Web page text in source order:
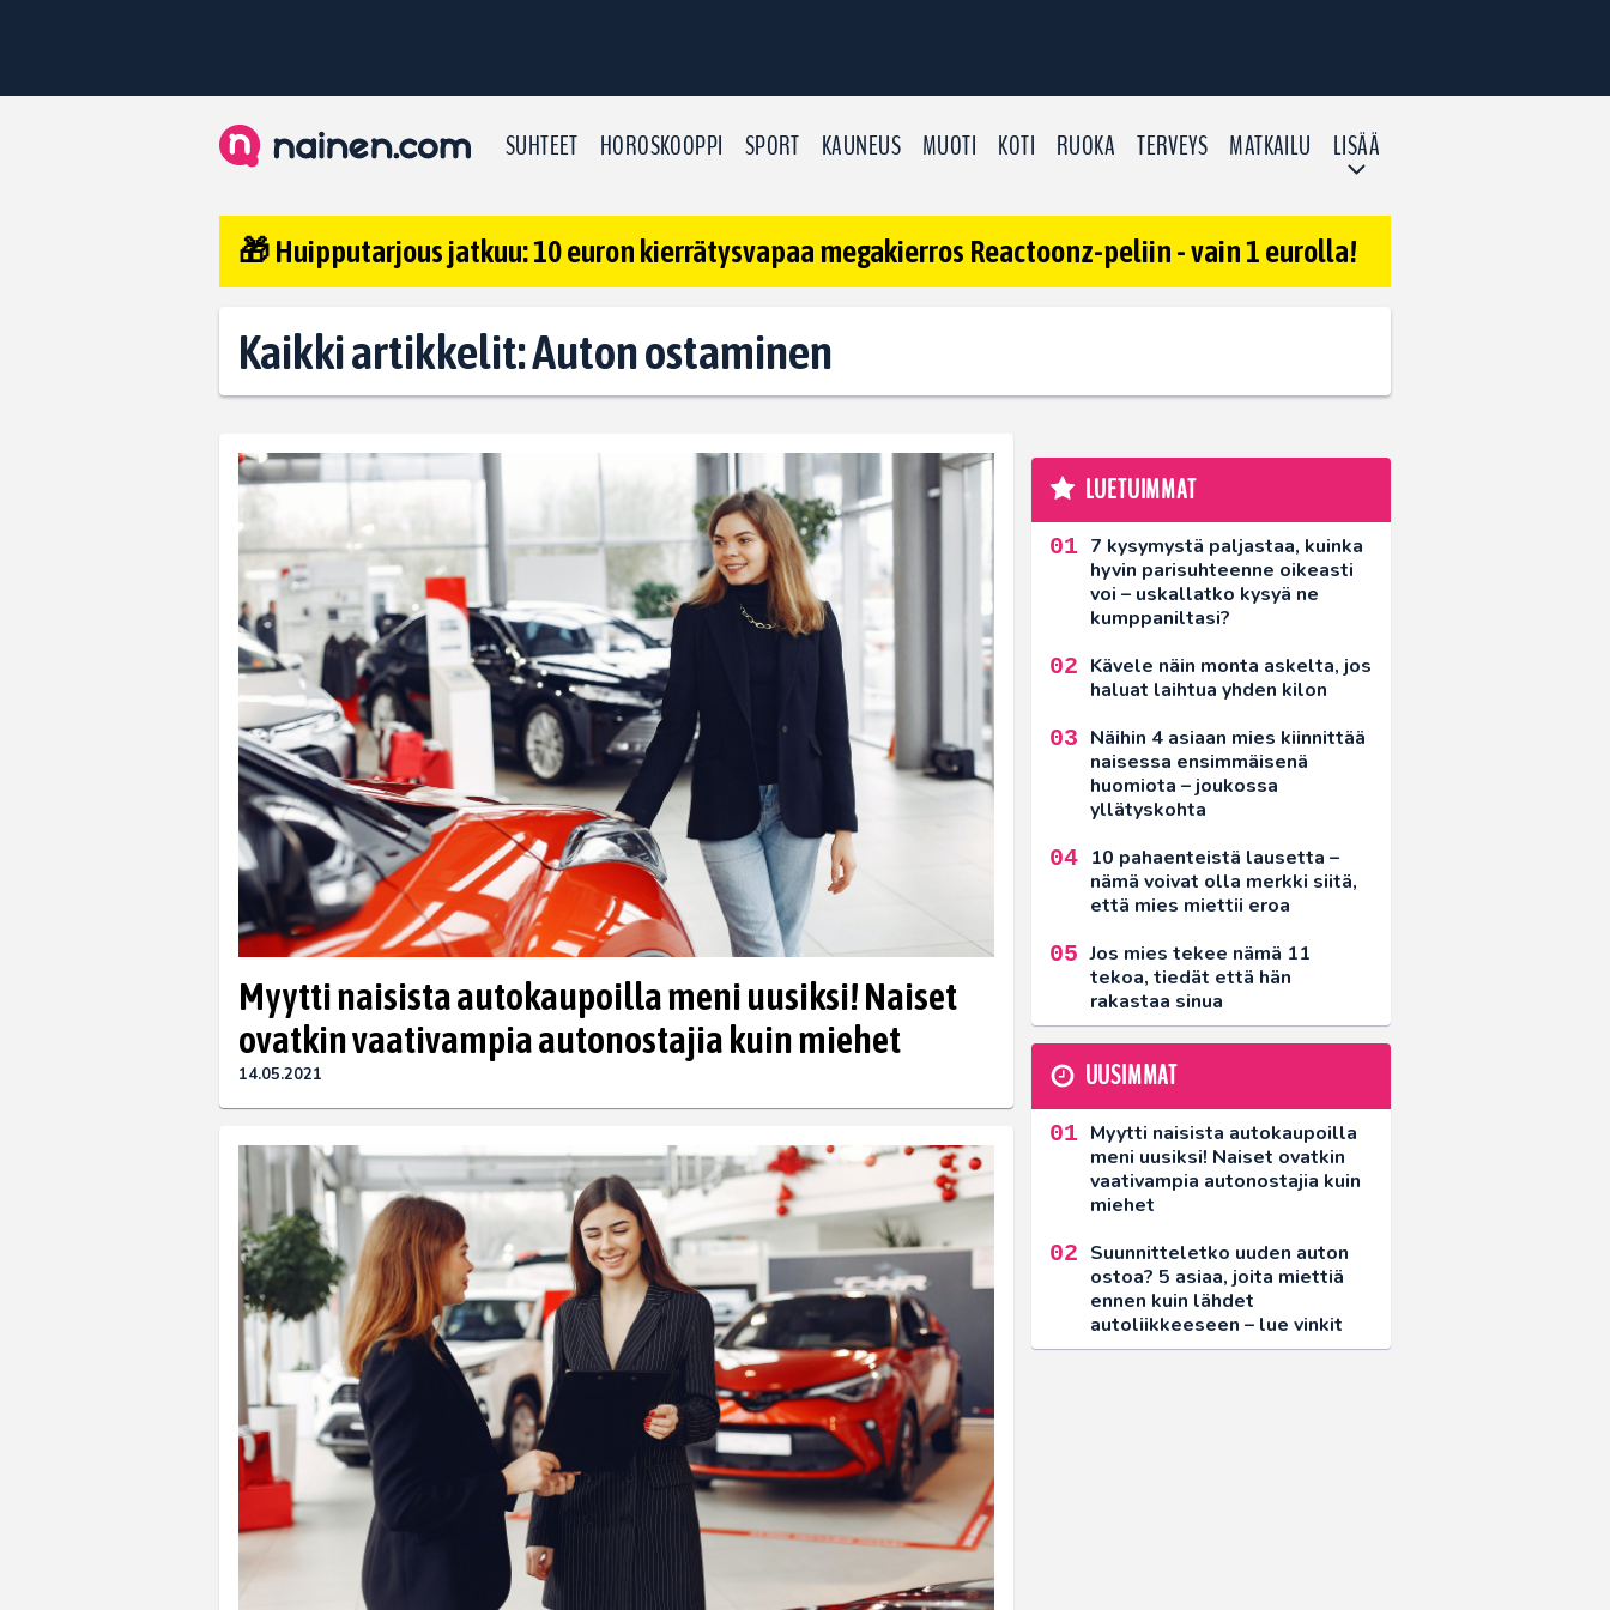
SUHTEET HOROSKOOPPI SPORT KAUNEUS MUOTI KOTI RUOKA TERVEYS MATKAILU LISÄÄ
🎁 Huipputarjous jatkuu: 10 euron kierrätysvapaa megakierros Reactoonz-peliin - vain 1 eurolla!
Kaikki artikkelit: Auton ostaminen
Myytti naisista autokaupoilla meni uusiksi! Naiset
ovatkin vaativampia autonostajia kuin miehet
14.05.2021
LUETUIMMAT
7 kysymystä paljastaa, kuinka
hyvin parisuhteenne oikeasti
voi – uskallatko kysyä ne
kumppaniltasi?
Kävele näin monta askelta, jos
haluat laihtua yhden kilon
Näihin 4 asiaan mies kiinnittää
naisessa ensimmäisenä
huomiota – joukossa
yllätyskohta
10 pahaenteistä lausetta –
nämä voivat olla merkki siitä,
että mies miettii eroa
Jos mies tekee nämä 11
tekoa, tiedät että hän
rakastaa sinua
UUSIMMAT
Myytti naisista autokaupoilla
meni uusiksi! Naiset ovatkin
vaativampia autonostajia kuin
miehet
Suunnitteletko uuden auton
ostoa? 5 asiaa, joita miettiä
ennen kuin lähdet
autoliikkeeseen – lue vinkit